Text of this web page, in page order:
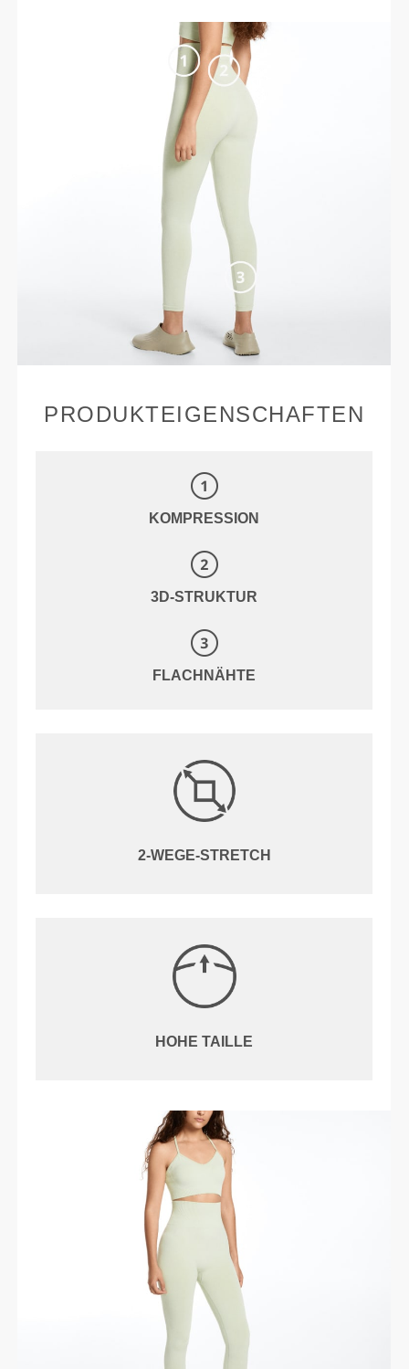
PRODUKTEIGENSCHAFTEN
KOMPRESSION
3D-STRUKTUR
FLACHNÄHTE
2-WEGE-STRETCH
HOHE TAILLE